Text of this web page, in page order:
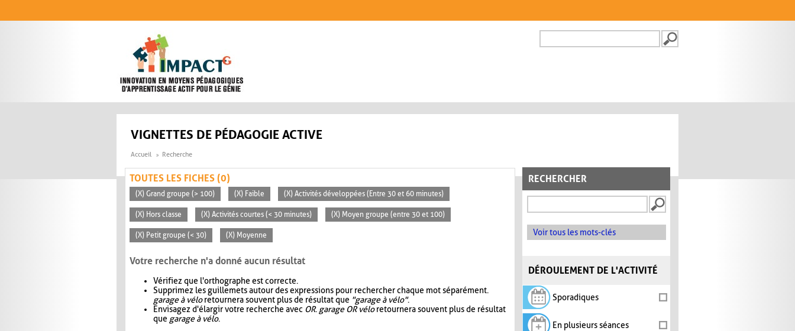
FORMULAIRE DE
VIGNETTES DE PÉDAGOGIE ACTIVE
Accueil Recherche
RECHERCHER
Voir tous les mots-clés
DÉROULEMENT DE L'ACTIVITÉ
Sporadiques
En plusieurs séances
TOUTES LES FICHES (0)
(X) Grand groupe (> 100) (X) Faible (X) Activités développées (Entre 30 et 60 minutes)
(X) Hors classe (X) Activités courtes (< 30 minutes) (X) Moyen groupe (entre 30 et 100)
(X) Petit groupe (< 30) (X) Moyenne
Votre recherche n'a donné aucun résultat
Vérifiez que l'orthographe est correcte.
Supprimez les guillemets autour des expressions pour rechercher chaque mot séparément.
garage à véloretournera souvent plus de résultat que "garage à vélo".
Envisagez d'élargir votre recherche avec OR. garage OR véloretournera souvent plus de résultat
que garage à vélo.